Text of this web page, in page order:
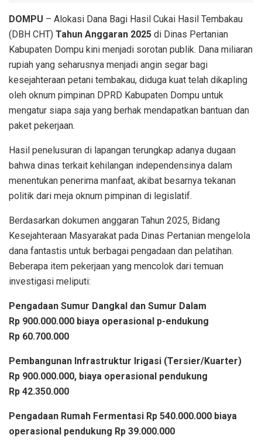
DOMPU – Alokasi Dana Bagi Hasil Cukai Hasil Tembakau
(DBH CHT) Tahun Anggaran 2025 di Dinas Pertanian
Kabupaten Dompu kini menjadi sorotan publik. Dana miliaran
rupiah yang seharusnya menjadi angin segar bagi
kesejahteraan petani tembakau, diduga kuat telah dikapling
oleh oknum pimpinan DPRD Kabupaten Dompu untuk
mengatur siapa saja yang berhak mendapatkan bantuan dan
paket pekerjaan.
Hasil penelusuran di lapangan terungkap adanya dugaan
bahwa dinas terkait kehilangan independensinya dalam
menentukan penerima manfaat, akibat besarnya tekanan
politik dari meja oknum pimpinan di legislatif.
Berdasarkan dokumen anggaran Tahun 2025, Bidang
Kesejahteraan Masyarakat pada Dinas Pertanian mengelola
dana fantastis untuk berbagai pengadaan dan pelatihan.
Beberapa item pekerjaan yang mencolok dari temuan
investigasi meliputi:
Pengadaan Sumur Dangkal dan Sumur Dalam
Rp 900.000.000 biaya operasional p-endukung
Rp 60.700.000
Pembangunan Infrastruktur Irigasi (Tersier/Kuarter)
Rp 900.000.000, biaya operasional pendukung
Rp 42.350.000
Pengadaan Rumah Fermentasi Rp 540.000.000 biaya
operasional pendukung Rp 39.000.000